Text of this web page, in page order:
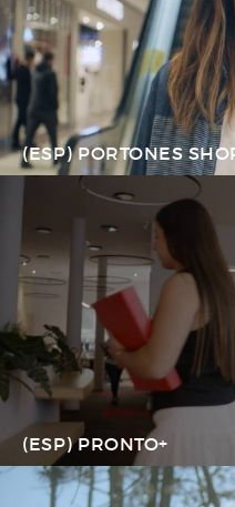
(ESP) PORTONES
(ESP) PRONTO+